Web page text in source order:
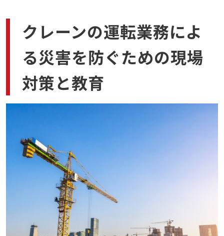
クレーンの運転業務によ
る災害を防ぐための現場
対策と教育